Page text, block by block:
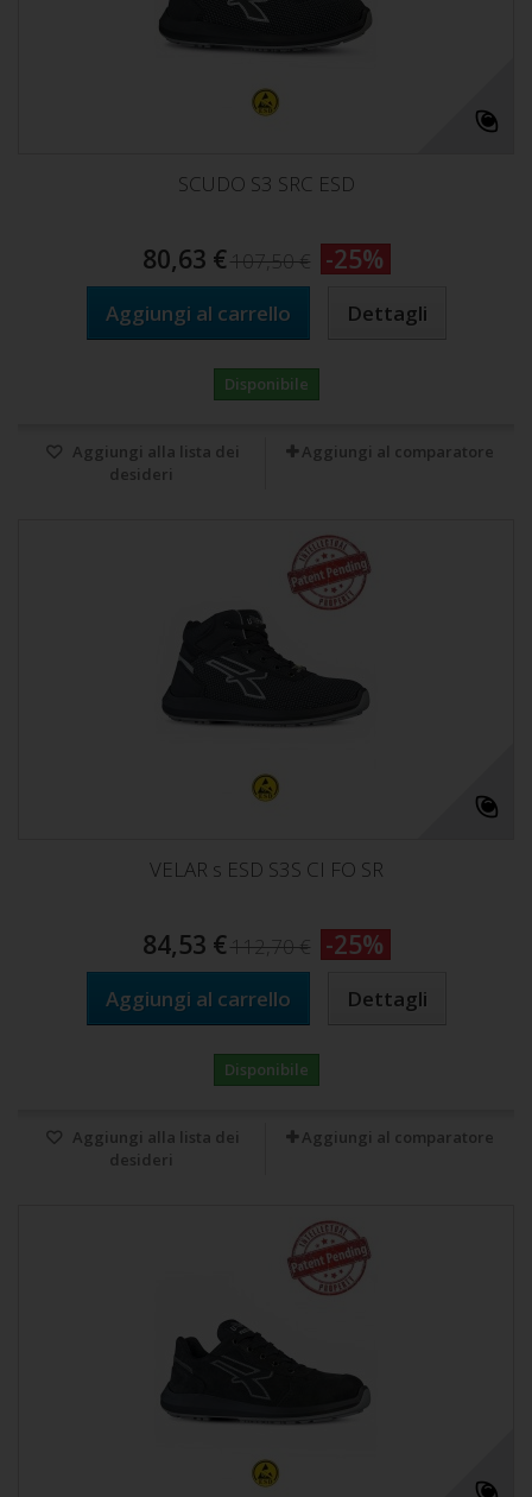
SCUDO S3 SRC ESD
80,63 €107,50 € -25%
Aggiungi al carrello Dettagli
Disponibile
Aggiungi alla lista dei
desideri
Aggiungi al comparatore
VELAR s ESD S3S CI FO SR
84,53 €112,70 € -25%
Aggiungi al carrello Dettagli
Disponibile
Aggiungi alla lista dei
desideri
Aggiungi al comparatore